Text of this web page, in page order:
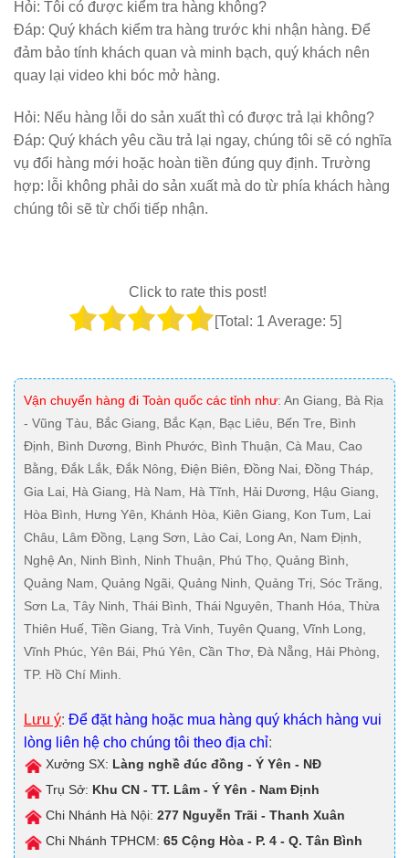
Hỏi: Tôi có được kiểm tra hàng không?
Đáp: Quý khách kiểm tra hàng trước khi nhận hàng. Để
đảm bảo tính khách quan và minh bạch, quý khách nên
quay lại video khi bóc mở hàng.
Hỏi: Nếu hàng lỗi do sản xuất thì có được trả lại không?
Đáp: Quý khách yêu cầu trả lại ngay, chúng tôi sẽ có nghĩa
vụ đổi hàng mới hoặc hoàn tiền đúng quy định. Trường
hợp: lỗi không phải do sản xuất mà do từ phía khách hàng
chúng tôi sẽ từ chối tiếp nhận.
Click to rate this post!
[Total: 1 Average: 5]
Vận chuyển hàng đi Toàn quốc các tỉnh như: An Giang, Bà Rịa
- Vũng Tàu, Bắc Giang, Bắc Kạn, Bạc Liêu, Bến Tre, Bình
Định, Bình Dương, Bình Phước, Bình Thuận, Cà Mau, Cao
Bằng, Đắk Lắk, Đắk Nông, Điện Biên, Đồng Nai, Đồng Tháp,
Gia Lai, Hà Giang, Hà Nam, Hà Tĩnh, Hải Dương, Hậu Giang,
Hòa Bình, Hưng Yên, Khánh Hòa, Kiên Giang, Kon Tum, Lai
Châu, Lâm Đồng, Lạng Sơn, Lào Cai, Long An, Nam Định,
Nghệ An, Ninh Bình, Ninh Thuận, Phú Thọ, Quảng Bình,
Quảng Nam, Quảng Ngãi, Quảng Ninh, Quảng Trị, Sóc Trăng,
Sơn La, Tây Ninh, Thái Bình, Thái Nguyên, Thanh Hóa, Thừa
Thiên Huế, Tiền Giang, Trà Vinh, Tuyên Quang, Vĩnh Long,
Vĩnh Phúc, Yên Bái, Phú Yên, Cần Thơ, Đà Nẵng, Hải Phòng,
TP. Hồ Chí Minh.
Lưu ý: Để đặt hàng hoặc mua hàng quý khách hàng vui
lòng liên hệ cho chúng tôi theo địa chỉ:
Xưởng SX: Làng nghề đúc đồng - Ý Yên - NĐ
Trụ Sở: Khu CN - TT. Lâm - Ý Yên - Nam Định
Chi Nhánh Hà Nội: 277 Nguyễn Trãi - Thanh Xuân
Chi Nhánh TPHCM: 65 Cộng Hòa - P. 4 - Q. Tân Bình